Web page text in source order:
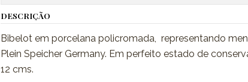
DESCRIÇÃO
Bibelot em porcelana policromada, representando
Plein Speicher Germany. Em perfeito estado de
12 cms.